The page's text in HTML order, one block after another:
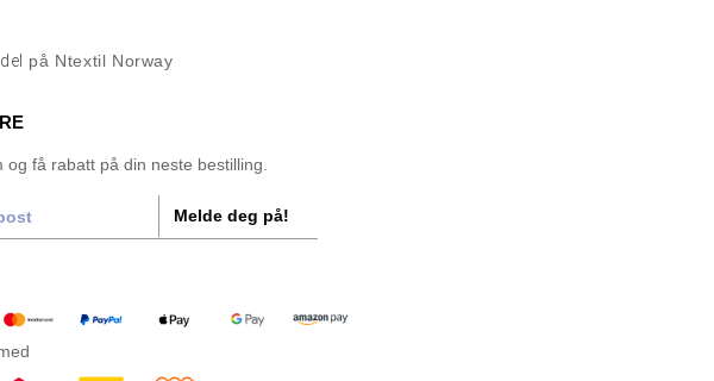
på Ntextil Norway
og få rabatt på din neste bestilling.
Melde deg på!